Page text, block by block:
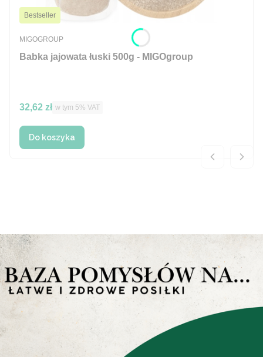
Bestseller
Babka jajowata łuski 500g - MIGOgroup
PRODUCENT
MIGOGROUP
Cena brutto
32,62 zł w tym %s VAT
w tym 5% VAT
Do koszyka